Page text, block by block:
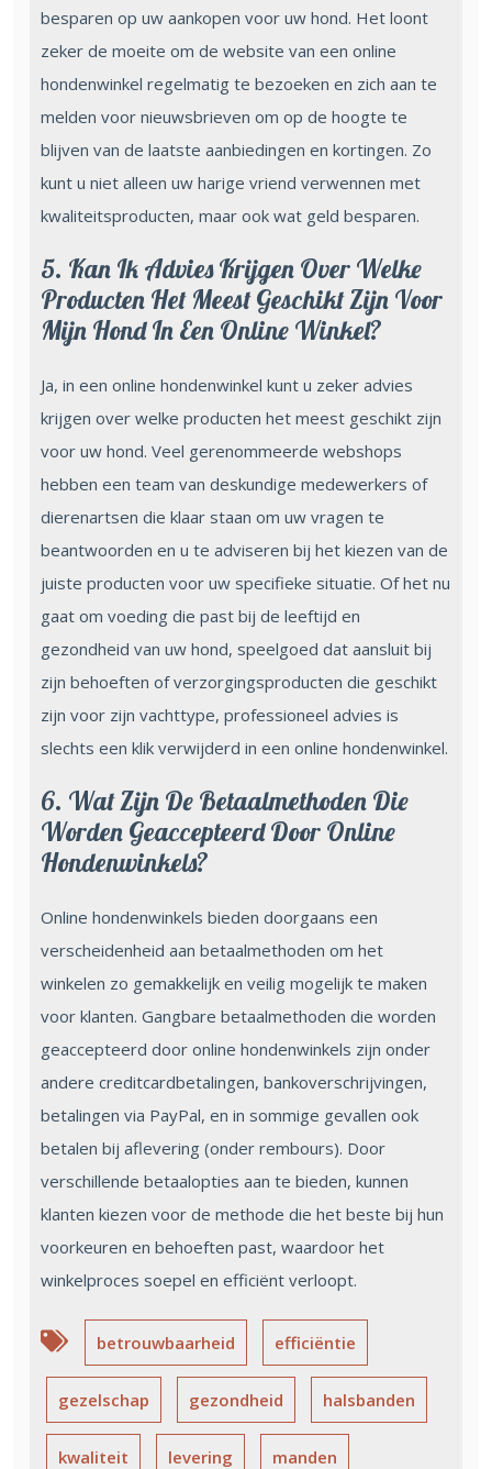
besparen op uw aankopen voor uw hond. Het loont
zeker de moeite om de website van een online
hondenwinkel regelmatig te bezoeken en zich aan te
melden voor nieuwsbrieven om op de hoogte te
blijven van de laatste aanbiedingen en kortingen. Zo
kunt u niet alleen uw harige vriend verwennen met
kwaliteitsproducten, maar ook wat geld besparen.
5. Kan Ik Advies Krijgen Over Welke
Producten Het Meest Geschikt Zijn Voor
Mijn Hond In Een Online Winkel?
Ja, in een online hondenwinkel kunt u zeker advies
krijgen over welke producten het meest geschikt zijn
voor uw hond. Veel gerenommeerde webshops
hebben een team van deskundige medewerkers of
dierenartsen die klaar staan om uw vragen te
beantwoorden en u te adviseren bij het kiezen van de
juiste producten voor uw specifieke situatie. Of het nu
gaat om voeding die past bij de leeftijd en
gezondheid van uw hond, speelgoed dat aansluit bij
zijn behoeften of verzorgingsproducten die geschikt
zijn voor zijn vachttype, professioneel advies is
slechts een klik verwijderd in een online hondenwinkel.
6. Wat Zijn De Betaalmethoden Die
Worden Geaccepteerd Door Online
Hondenwinkels?
Online hondenwinkels bieden doorgaans een
verscheidenheid aan betaalmethoden om het
winkelen zo gemakkelijk en veilig mogelijk te maken
voor klanten. Gangbare betaalmethoden die worden
geaccepteerd door online hondenwinkels zijn onder
andere creditcardbetalingen, bankoverschrijvingen,
betalingen via PayPal, en in sommige gevallen ook
betalen bij aflevering (onder rembours). Door
verschillende betaalopties aan te bieden, kunnen
klanten kiezen voor de methode die het beste bij hun
voorkeuren en behoeften past, waardoor het
winkelproces soepel en efficiënt verloopt.
betrouwbaarheid efficiëntie
gezelschap gezondheid halsbanden
kwaliteit levering manden